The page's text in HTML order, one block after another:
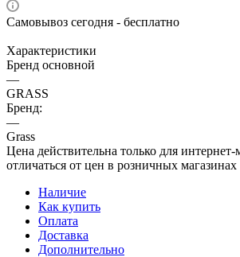
Самовывоз сегодня - бесплатно
Характеристики
Бренд основной
—
GRASS
Бренд:
—
Grass
Цена действительна только для
отличаться от цен в розничных магазинах
Наличие
Как купить
Оплата
Доставка
Дополнительно